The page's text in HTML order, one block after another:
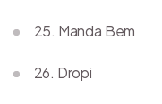
25. Manda Bem
26. Dropi